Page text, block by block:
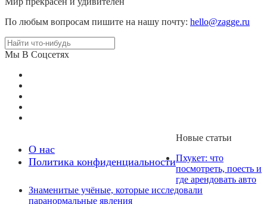
По любым вопросам пишите на нашу почту: hello@zagge.ru
Мы В Соцсетях
О нас
Политика конфиденциальности
Новые статьи
Пхукет: что
посмотреть, поесть и
где арендовать авто
Знаменитые учёные, которые исследовали
паранормальные явления